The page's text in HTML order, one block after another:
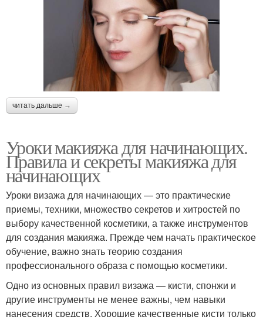
читать дальше →
Уроки макияжа для начинающих.
Правила и секреты макияжа для
начинающих
Уроки визажа для начинающих — это практические
приемы, техники, множество секретов и хитростей по
выбору качественной косметики, а также инструментов
для создания макияжа. Прежде чем начать практическое
обучение, важно знать теорию создания
профессионального образа с помощью косметики.
Одно из основных правил визажа — кисти, спонжи и
другие инструменты не менее важны, чем навыки
нанесения средств. Хорошие качественные кисти только